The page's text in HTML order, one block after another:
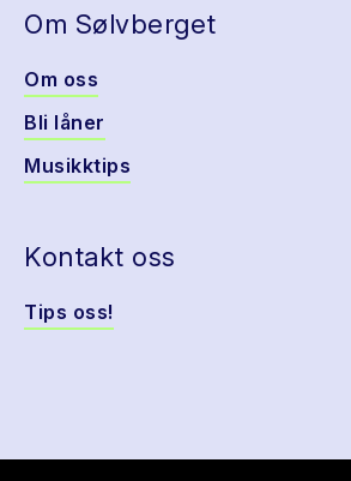
Om Sølvberget
Om oss
Bli låner
Musikktips
Kontakt oss
Tips oss!